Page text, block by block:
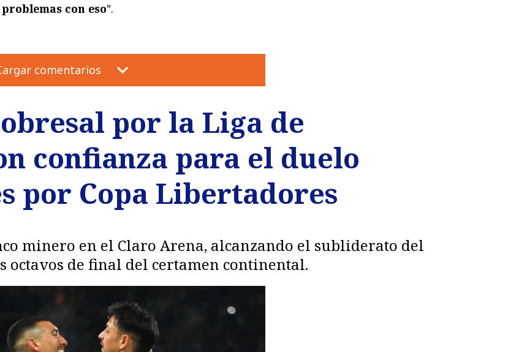
con eso".
comentarios
por la Liga de
confianza para el duelo
por Copa Libertadores
minero en el Claro Arena, alcanzando el subliderato del
de final del certamen continental.